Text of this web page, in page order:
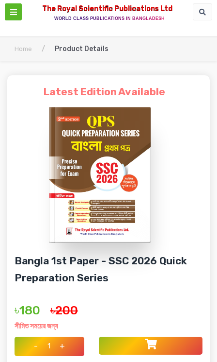
The Royal Scientific Publications Ltd
WORLD CLASS PUBLICATIONS IN BANGLADESH
Home / Product Details
Latest Edition Available
Bangla 1st Paper - SSC 2026 Quick
Preparation Series
৳180 ৳200
সীমিত সময়ের জন্য
- +